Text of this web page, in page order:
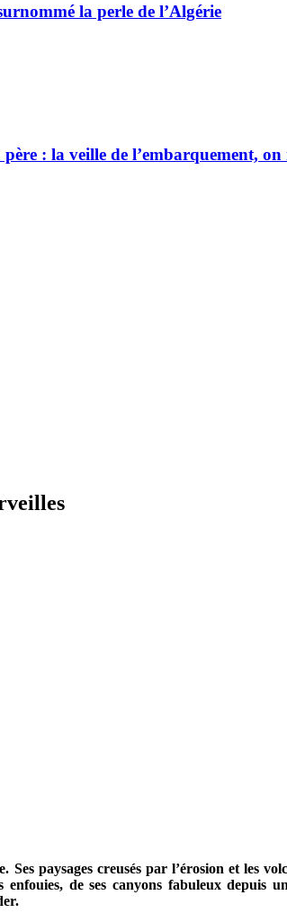
la perle de l’Algérie
: la veille de l’embarquement,
paysages creusés par l’érosion et les
enfouies, de ses canyons fabuleux